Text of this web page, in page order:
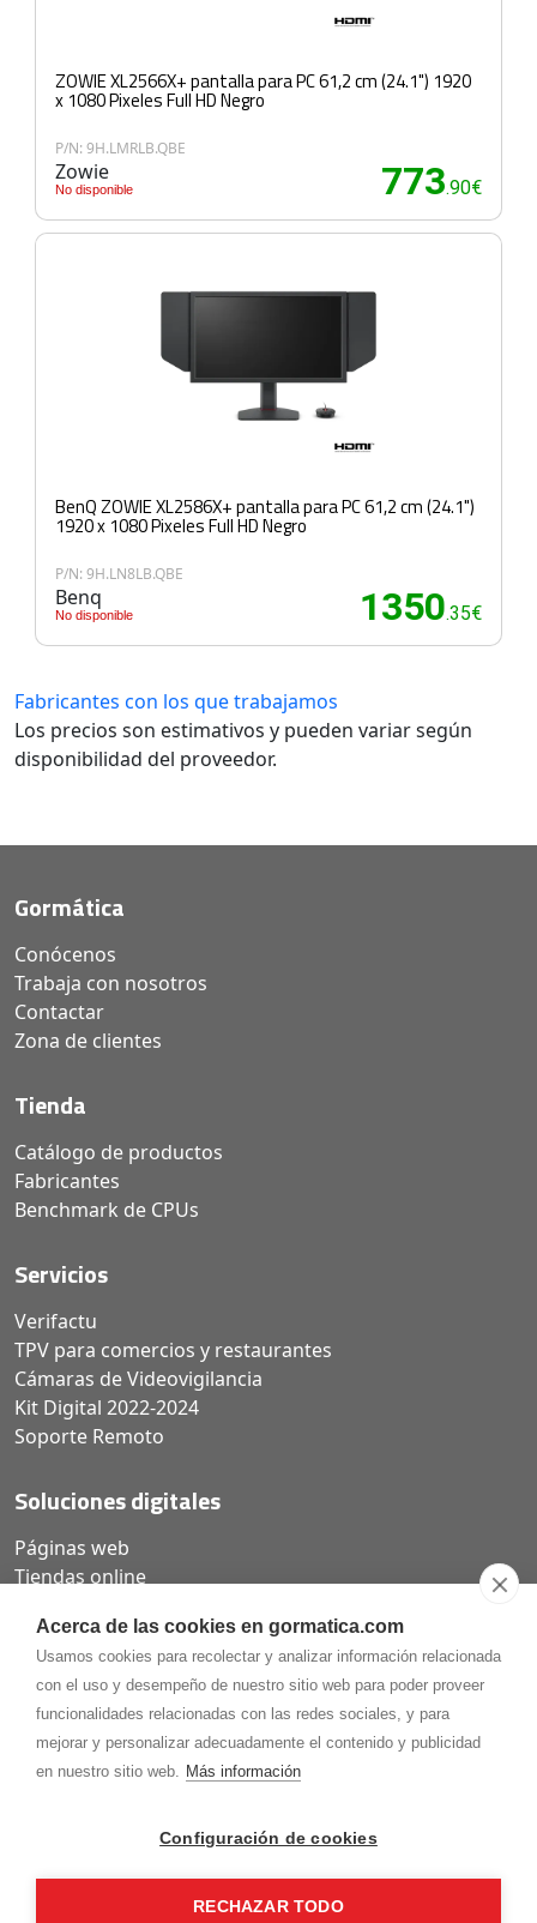
Acerca de las cookies en gormatica.com
Usamos cookies para recolectar y analizar información relacionada
con el uso y desempeño de nuestro sitio web para poder proveer
funcionalidades relacionadas con las redes sociales, y para
mejorar y personalizar adecuadamente el contenido y publicidad
en nuestro sitio web. Más información
Configuración de cookies
RECHAZAR TODO
ZOWIE XL2566X+ pantalla para PC 61,2 cm (24.1") 1920
x 1080 Pixeles Full HD Negro
P/N: 9H.LMRLB.QBE
Zowie
No disponible 773.90€
BenQ ZOWIE XL2586X+ pantalla para PC 61,2 cm (24.1")
1920 x 1080 Pixeles Full HD Negro
P/N: 9H.LN8LB.QBE
Benq
No disponible 1350.35€
Fabricantes con los que trabajamos
Los precios son estimativos y pueden variar según
disponibilidad del proveedor.
Gormática
Conócenos
Trabaja con nosotros
Contactar
Zona de clientes
Tienda
Catálogo de productos
Fabricantes
Benchmark de CPUs
Servicios
Verifactu
TPV para comercios y restaurantes
Cámaras de Videovigilancia
Kit Digital 2022-2024
Soporte Remoto
Soluciones digitales
Páginas web
Tiendas online
975.368.262
Aviso Legal Política de privacidad
Gormaz Informática S.L.C/ Soria, 2 - El Burgo de Osma (Soria)
¡Síguenos en nuestras redes!